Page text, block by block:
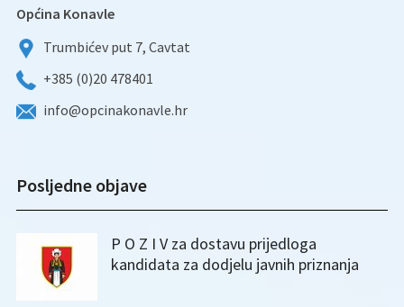
Općina Konavle
Trumbićev put 7, Cavtat
+385 (0)20 478401
info@opcinakonavle.hr
Posljedne objave
P O Z I V za dostavu prijedloga
kandidata za dodjelu javnih priznanja